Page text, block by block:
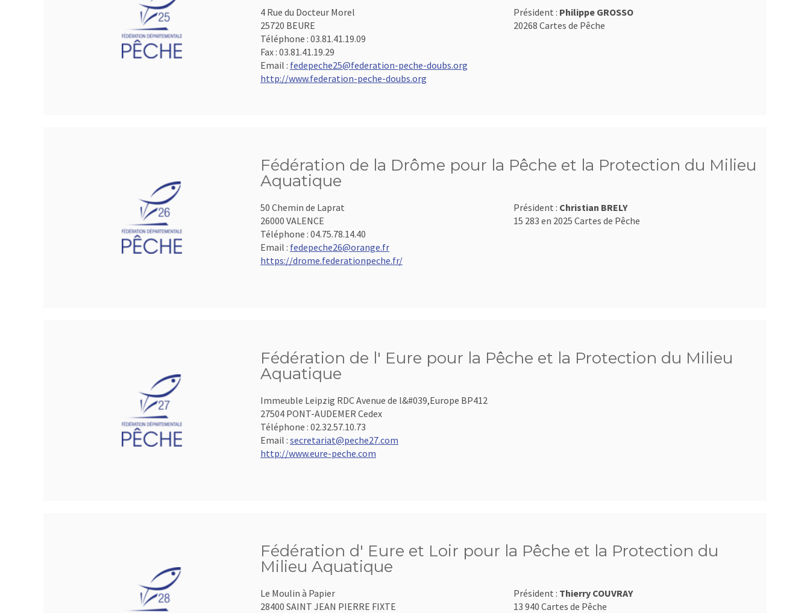
4 Rue du Docteur Morel
25720 BEURE
Téléphone : 03.81.41.19.09
Fax : 03.81.41.19.29
Email : fedepeche25@federation-peche-doubs.org
http://www.federation-peche-doubs.org
Président : Philippe GROSSO
20268 Cartes de Pêche
Fédération de la Drôme pour la Pêche et la Protection du Milieu
Aquatique
50 Chemin de Laprat
26000 VALENCE
Téléphone : 04.75.78.14.40
Email : fedepeche26@orange.fr
https://drome.federationpeche.fr/
Président : Christian BRELY
15 283 en 2025 Cartes de Pêche
Fédération de l' Eure pour la Pêche et la Protection du Milieu
Aquatique
Immeuble Leipzig RDC Avenue de l&#039,Europe BP412
27504 PONT-AUDEMER Cedex
Téléphone : 02.32.57.10.73
Email : secretariat@peche27.com
http://www.eure-peche.com
Fédération d' Eure et Loir pour la Pêche et la Protection du
Milieu Aquatique
Le Moulin à Papier
28400 SAINT JEAN PIERRE FIXTE
Président : Thierry COUVRAY
13 940 Cartes de Pêche